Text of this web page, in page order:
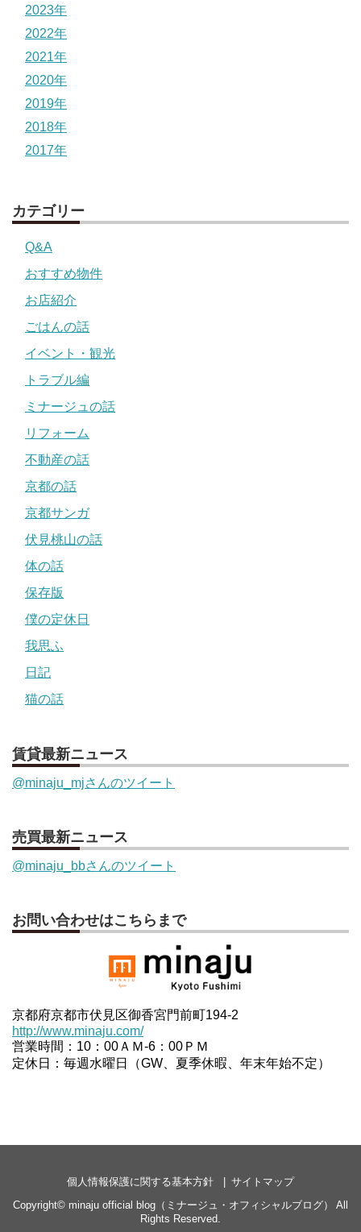
2023年
2022年
2021年
2020年
2019年
2018年
2017年
カテゴリー
Q&A
おすすめ物件
お店紹介
ごはんの話
イベント・観光
トラブル編
ミナージュの話
リフォーム
不動産の話
京都の話
京都サンガ
伏見桃山の話
体の話
保存版
僕の定休日
我思ふ
日記
猫の話
賃貸最新ニュース
@minaju_mjさんのツイート
売買最新ニュース
@minaju_bbさんのツイート
お問い合わせはこちらまで
京都府京都市伏見区御香宮門前町194-2
http://www.minaju.com/
営業時間：10：00ＡＭ-6：00ＰＭ
定休日：毎週水曜日（GW、夏季休暇、年末年始不定）
個人情報保護に関する基本方針
サイトマップ
Copyright© minaju official blog（ミナージュ・オフィシャルブログ）
All
Rights Reserved.